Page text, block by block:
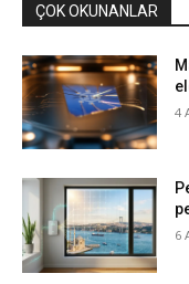
ÇOK OKUNANLAR
4
6